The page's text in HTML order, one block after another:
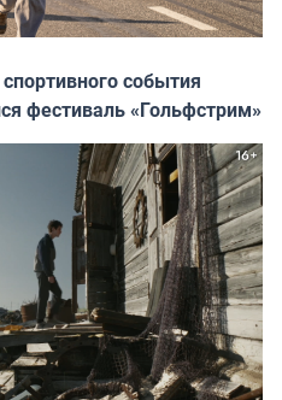
события
фестиваль «Гольфстрим»